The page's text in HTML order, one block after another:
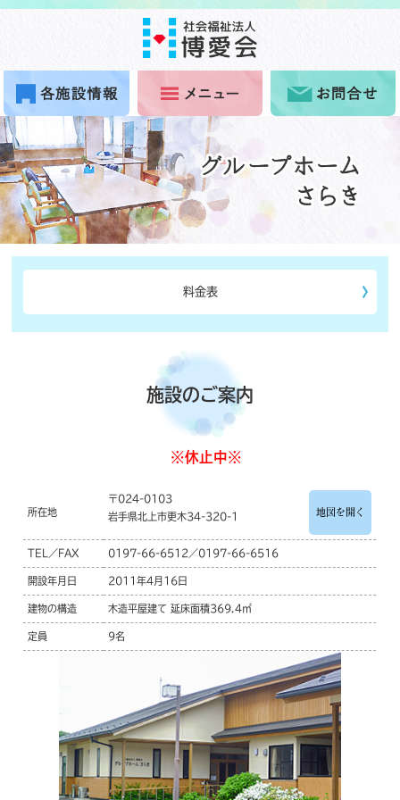
料金表
施設のご案内
※休止中※
所在地 地図を開く
〒024-0103
岩手県北上市更木34-320-1
TEL／FAX 0197-66-6512／0197-66-6516
開設年月日 2011年4月16日
建物の構造 木造平屋建て 延床面積369.4㎡
定員 9名